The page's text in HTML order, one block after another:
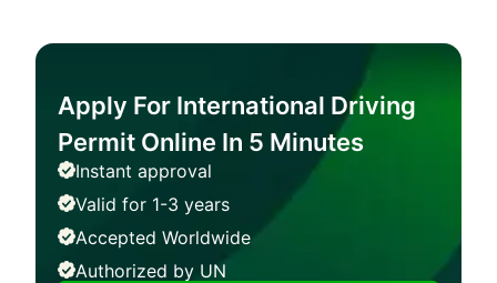
Apply For International Driving
Permit Online In 5 Minutes
Instant approval
Valid for 1-3 years
Accepted Worldwide
Authorized by UN